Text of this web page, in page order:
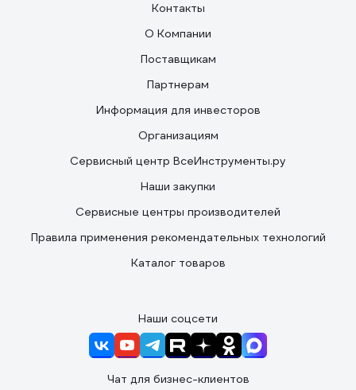
Контакты
О Компании
Поставщикам
Партнерам
Информация для инвесторов
Организациям
Сервисный центр ВсеИнструменты.ру
Наши закупки
Сервисные центры производителей
Правила применения рекомендательных технологий
Каталог товаров
Наши соцсети
Чат для бизнес-клиентов